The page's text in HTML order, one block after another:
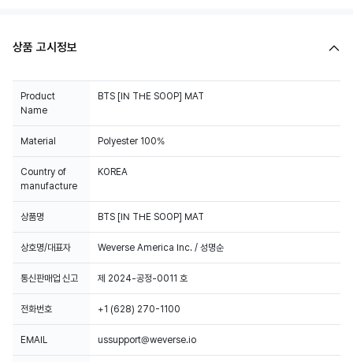
상품 고시정보
Product
Name
BTS [IN THE SOOP] MAT
Material Polyester 100%
Country of
manufacture
KOREA
상품명 BTS [IN THE SOOP] MAT
상호명/대표자 Weverse America Inc. / 성명순
통신판매업 신고 제 2024-공정-0011 호
전화번호 +1 (628) 270-1100
EMAIL ussupport@weverse.io